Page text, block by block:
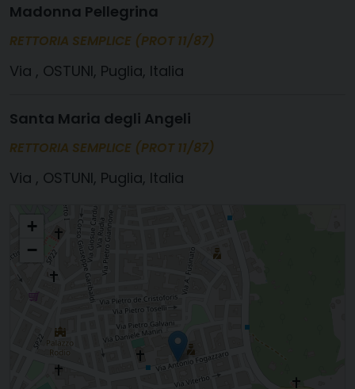
Madonna Pellegrina
RETTORIA SEMPLICE (PROT 11/87)
, OSTUNI, Puglia, Italia
Santa Maria degli Angeli
RETTORIA SEMPLICE (PROT 11/87)
, OSTUNI, Puglia, Italia
SANTI COSMA E DAMIANO Santi Medici
+
−